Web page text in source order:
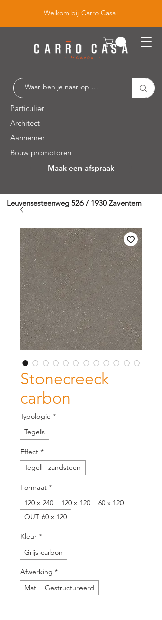
Welkom bij Carro Casa!
Particulier
Architect
Aannemer
Bouw promotoren
Maak een afspraak
Leuvensesteenweg 526 / 1930 Zaventem
Stonecreeck
carbon
Typologie *
Tegels
Effect *
Tegel - zandsteen
Formaat *
120 x 240
120 x 120
60 x 120
OUT 60 x 120
Kleur *
Grijs carbon
Afwerking *
Mat
Gestructureerd